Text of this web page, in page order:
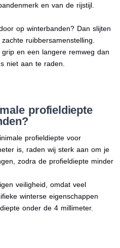
en van de rijstijl.
op winterbanden? Dan slijten
ruibbersamenstelling.
en een langere remweg dan
niet aan te raden.
profieldiepte
profieldiepte voor
is, raden wij sterk aan om je
zodra de profieldiepte minder
veiligheid, omdat veel
winterse eigenschappen
onder de 4 millimeter.